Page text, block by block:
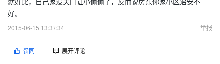
就好比，自己家没关门让小偷偷了，反而说房东你家小区治安不
好。
2015-06-15 13:37:34
举报
赞同 展开评论